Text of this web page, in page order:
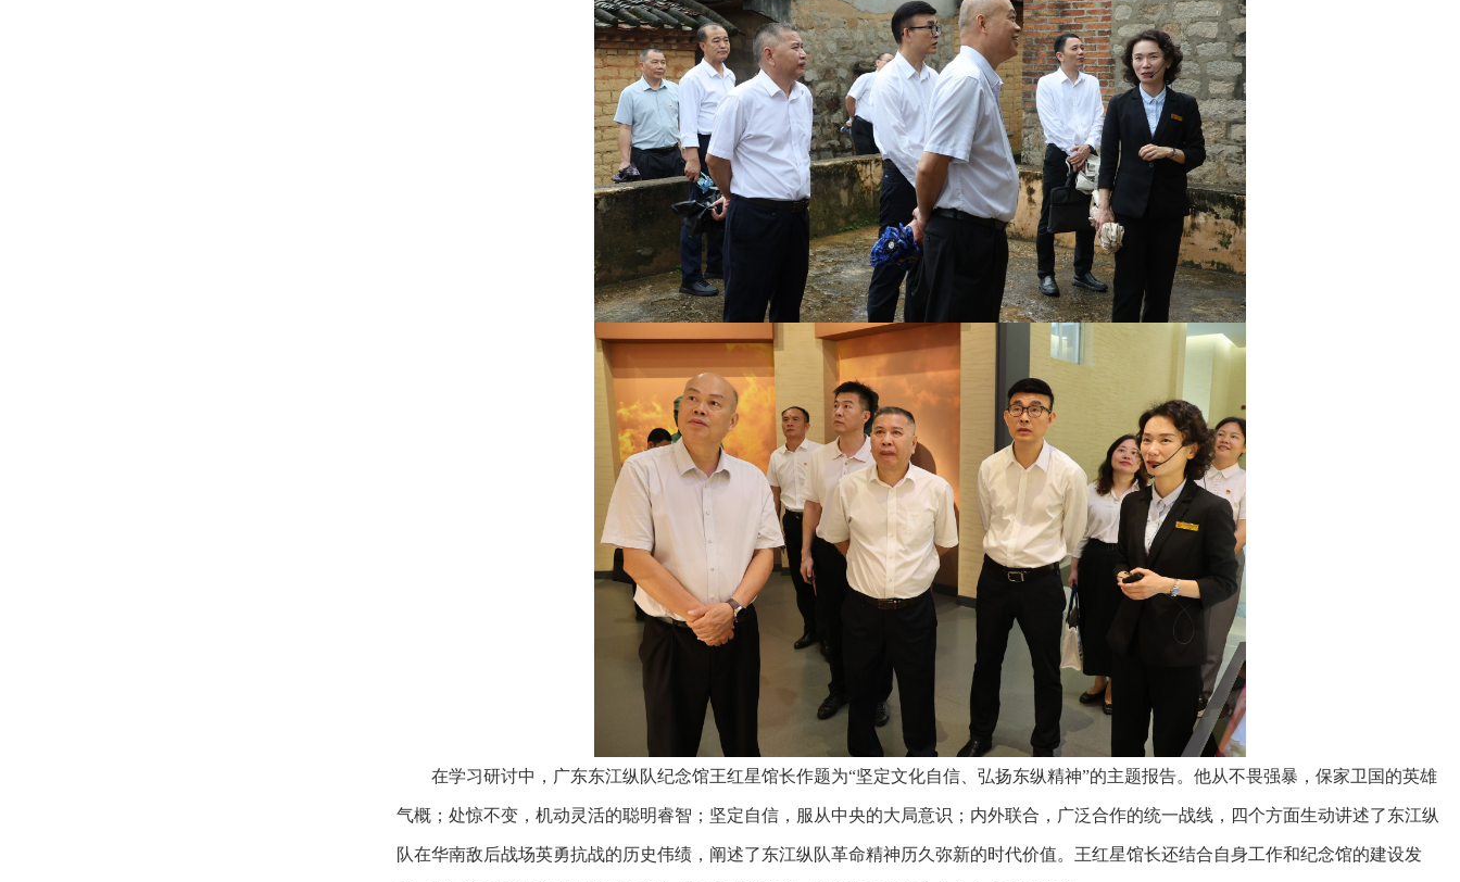
在学习研讨中，广东东江纵队纪念馆王红星馆长作题为“坚定文化自信、弘扬东纵精神”的主题报告。他从不畏强暴，保家卫国的英雄
气概；处惊不变，机动灵活的聪明睿智；坚定自信，服从中央的大局意识；内外联合，广泛合作的统一战线，四个方面生动讲述了东江纵
队在华南敌后战场英勇抗战的历史伟绩，阐述了东江纵队革命精神历久弥新的时代价值。王红星馆长还结合自身工作和纪念馆的建设发